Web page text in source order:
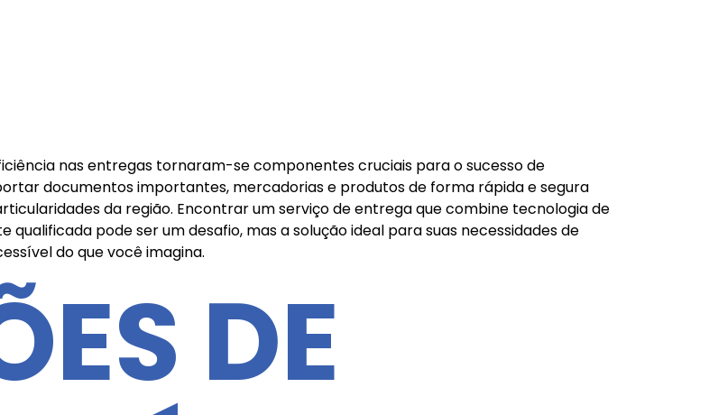
nas entregas tornaram-se componentes cruciais para o sucesso de
documentos importantes, mercadorias e produtos de forma rápida e segura
da região. Encontrar um serviço de entrega que combine tecnologia de
pode ser um desafio, mas a solução ideal para suas necessidades de
do que você imagina.
DE